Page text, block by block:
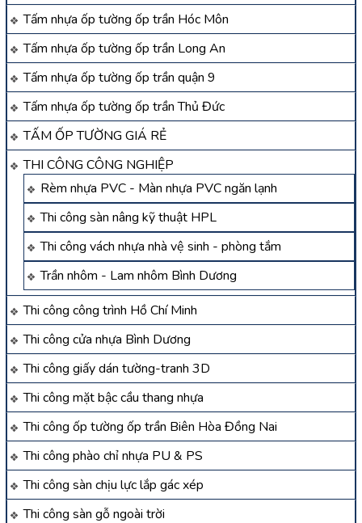
Tấm nhựa ốp tường ốp trần Hóc Môn
Tấm nhựa ốp tường ốp trần Long An
Tấm nhựa ốp tường ốp trần quận 9
Tấm nhựa ốp tường ốp trần Thủ Đức
TẤM ỐP TƯỜNG GIÁ RẺ
THI CÔNG CÔNG NGHIỆP
Rèm nhựa PVC - Màn nhựa PVC ngăn lạnh
Thi công sàn nâng kỹ thuật HPL
Thi công vách nhựa nhà vệ sinh - phòng tắm
Trần nhôm - Lam nhôm Bình Dương
Thi công công trình Hồ Chí Minh
Thi công cửa nhựa Bình Dương
Thi công giấy dán tường-tranh 3D
Thi công mặt bậc cầu thang nhựa
Thi công ốp tường ốp trần Biên Hòa Đồng Nai
Thi công phào chỉ nhựa PU & PS
Thi công sàn chịu lực lắp gác xép
Thi công sàn gỗ ngoài trời